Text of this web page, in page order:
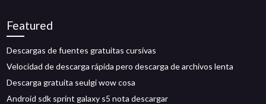
Featured
Descargas de fuentes gratuitas cursivas
Velocidad de descarga rápida pero descarga de archivos lenta
Descarga gratuita seulgi wow cosa
Android sdk sprint galaxy s5 nota descargar